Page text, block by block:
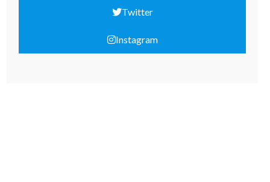
Twitter
Instagram